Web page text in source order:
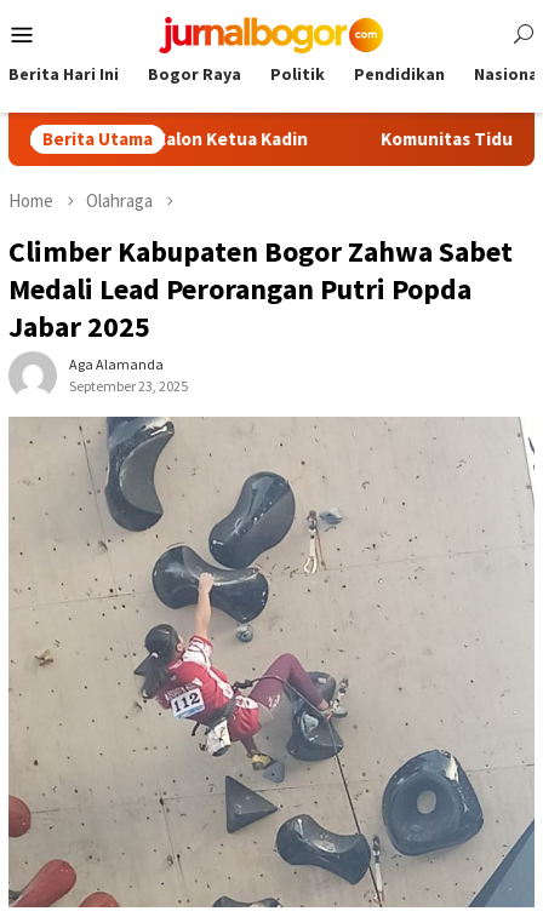
to
Menu
Berita Hari Ini Bogor Raya Politik Pendidikan Nasional
Berita Utama
Jadi Calon Ketua Kadin Komunitas TiduRUN Jajal
Home Olahraga
Climber Kabupaten Bogor Zahwa Sabet
Medali Lead Perorangan Putri Popda
Jabar 2025
Aga Alamanda
September 23, 2025